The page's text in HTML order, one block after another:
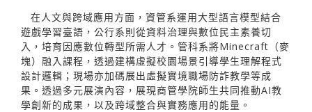
在人文與跨域應用方面，資管系運用大型語言模型結合
遊戲學習臺語，公行系則從資料治理與數位民主素養切
入，培育因應數位轉型所需人才。管科系將Minecraft（麥
塊）融入課程，透過建構虛擬校園場景引導學生理解程式
設計邏輯；現場亦加碼展出虛擬實境職場防詐教學等成
果。透過多元展演內容，展現商管學院師生共同推動AI教
學創新的成果，以及跨域整合與實務應用的能量。